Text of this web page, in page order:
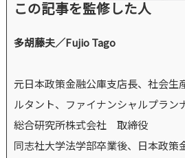
この記事を監修した人
多胡藤夫／Fujio Tago
元日本政策金融公庫支店長、社会生
ルタント、ファイナンシャルプラ
総合研究所株式会社 取締役
同志社大学法学部卒業後、日本政策